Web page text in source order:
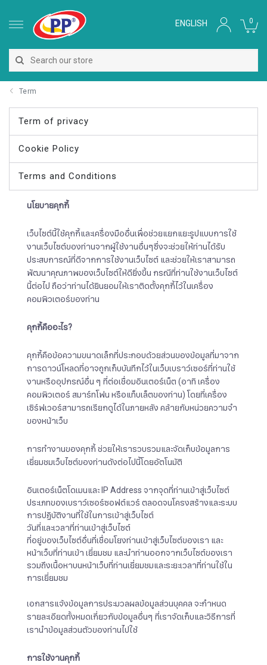
ENGLISH 0
Term
Term of privacy
Cookie Policy
Terms and Conditions
นโยบายคุกกี้
เว็บไซต์นี้ใช้คุกกี้และเครื่องมืออื่นเพื่อช่วยแยกแยะรูปแบบการใช้
งานเว็บไซต์ของท่านจากผู้ใช้งานอื่นๆซึ่งจะช่วยให้ท่านได้รับ
ประสบการณ์ที่ดีจากการใช้งานเว็บไซต์ และช่วยให้เราสามารถ
พัฒนาคุณภาพของเว็บไซต์ให้ดียิ่งขึ้น กรณีที่ท่านใช้งานเว็บไซต์
นี้ต่อไป ถือว่าท่านได้ยินยอมให้เราติดตั้งคุกกี้ไว้ในเครื่อง
คอมพิวเตอร์ของท่าน
คุกกี้คืออะไร?
คุกกี้คือข้อความขนาดเล็กที่ประกอบด้วยส่วนของข้อมูลที่มาจาก
การดาวน์โหลดที่อาจถูกเก็บบันทึกไว้ในเว็บเบราว์เซอร์ที่ท่านใช้
งานหรืออุปกรณ์อื่น ๆ ที่ต่อเชื่อมอินเตอร์เน็ต (อาทิ เครื่อง
คอมพิวเตอร์ สมาร์ทโฟน หรือแท็บเล็ตของท่าน) โดยที่เครื่อง
เซิร์ฟเวอร์สามารถเรียกดูได้ในภายหลัง คล้ายกับหน่วยความจำ
ของหน้าเว็บ
การทำงานของคุกกี้ ช่วยให้เรารวบรวมและจัดเก็บข้อมูลการ
เยี่ยมชมเว็บไซต์ของท่านดังต่อไปนี้โดยอัตโนมัติ
อินเตอร์เน็ตโดเมนและ IP Address จากจุดที่ท่านเข้าสู่เว็บไซต์
ประเภทของเบราว์เซอร์ซอฟต์แวร์ ตลอดจนโครงสร้างและระบบ
การปฏิบัติงานที่ใช้ในการเข้าสู่เว็บไซต์
วันที่และเวลาที่ท่านเข้าสู่เว็บไซต์
ที่อยู่ของเว็บไซต์อื่นที่เชื่อมโยงท่านเข้าสู่เว็บไซต์ของเรา และ
หน้าเว็บที่ท่านเข้า เยี่ยมชม และนำท่านออกจากเว็บไซต์ของเรา
รวมถึงเนื้อหาบนหน้าเว็บที่ท่านเยี่ยมชมและระยะเวลาที่ท่านใช้ใน
การเยี่ยมชม
เอกสารแจ้งข้อมูลการประมวลผลข้อมูลส่วนบุคคล จะกำหนด
รายละเอียดทั้งหมดเกี่ยวกับข้อมูลอื่นๆ ที่เราจัดเก็บและวิธีการที่
เรานำข้อมูลส่วนตัวของท่านไปใช้
การใช้งานคุกกี้